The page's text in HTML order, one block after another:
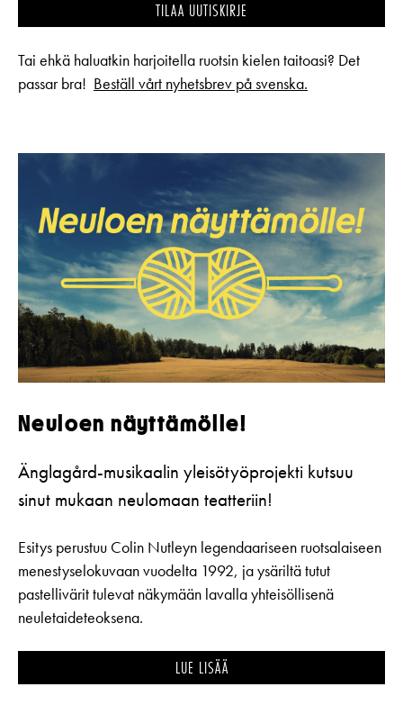
TILAA UUTISKIRJE
Tai ehkä haluatkin harjoitella ruotsin kielen taitoasi? Det
passar bra! Beställ vårt nyhetsbrev på svenska.
Neuloen näyttämölle!
Änglagård-musikaalin yleisötyöprojekti kutsuu
sinut mukaan neulomaan teatteriin!
Esitys perustuu Colin Nutleyn legendaariseen ruotsalaiseen
menestyselokuvaan vuodelta 1992, ja ysäriltä tutut
pastellivärit tulevat näkymään lavalla yhteisöllisenä
neuletaideteoksena.
LUE LISÄÄ